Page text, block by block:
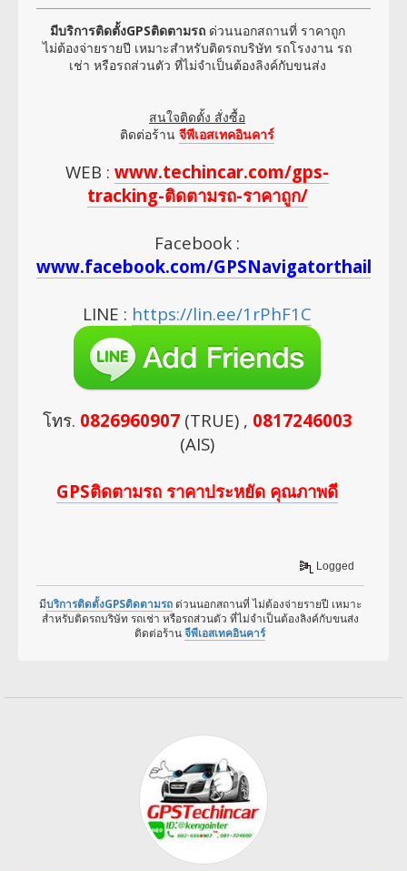
มีบริการติดตั้งGPSติดตามรถด่วนนอกสถานที่ ราคาถูก
ไม่ต้องจ่ายรายปี เหมาะสำหรับติดรถบริษัท รถโรงงาน รถ
เช่า หรือรถส่วนตัว ที่ไม่จำเป็นต้องลิงค์กับขนส่ง
สนใจติดตั้ง สั่งซื้อ
ติดต่อร้าน จีพีเอสเทคอินคาร์
WEB : www.techincar.com/gps-
tracking-ติดตามรถ-ราคาถูก/
Facebook :
www.facebook.com/
LINE : https://lin.ee/1rPhF1C
โทร. 0826960907(TRUE) , 0817246003
(AIS)
GPSติดตามรถ ราคาประหยัด คุณภาพดี
Logged
มีบริการติดตั้งGPSติดตามรถด่วนนอกสถานที่ ไม่ต้องจ่ายรายปี เหมาะ
สำหรับติดรถบริษัท รถเช่า หรือรถส่วนตัว ที่ไม่จำเป็นต้องลิงค์กับขนส่ง
ติดต่อร้านจีพีเอสเทคอินคาร์